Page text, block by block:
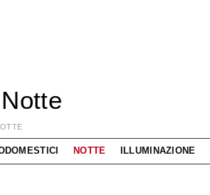
NOTTE ILLUMINAZIONE